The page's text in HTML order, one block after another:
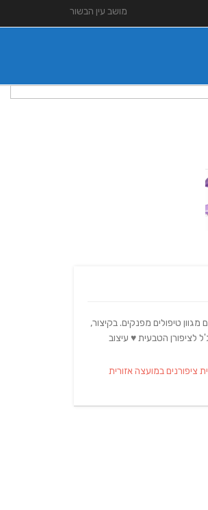
מושב עין הבשור
טיפולים מפנקים. בקיצור,
לציפורן הטבעית ♥ עיצוב
ציפורנים במועצה אזורית